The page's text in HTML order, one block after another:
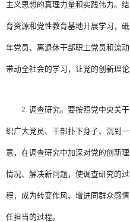
主义思想的真理力量和实践伟力。
育资源和党性教育基地开展学习，
年党员、离退休干部职工党员和流
带动全社会的学习，让党的创新理论
2. 调查研究。要按照党中央关
织广大党员、干部扑下身子、沉到
意，在调查研究中加深对党的创新
情况、解决新问题，使调查研究的
程，成为转变作风、增进同群众感
任担当的过程。